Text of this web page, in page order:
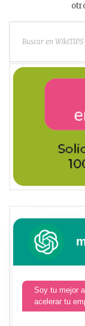
Soy tu mejor
acelerar tu